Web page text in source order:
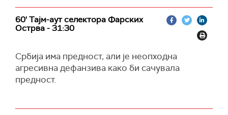
60' Тајм-аут селектора Фарских
Острва - 31:30
Србија има предност, али је неопходна
агресивна дефанзива како би сачувала
предност.